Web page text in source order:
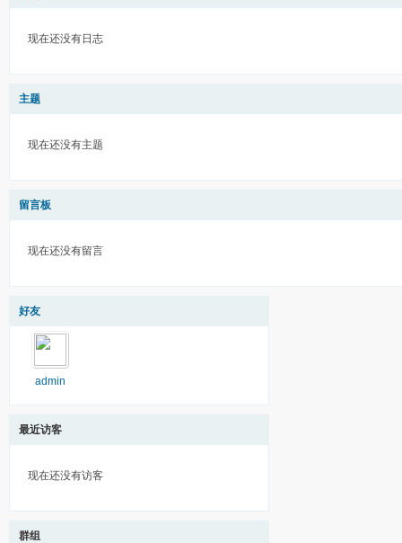
现在还没有日志
主题
现在还没有主题
留言板
现在还没有留言
好友
admin
最近访客
现在还没有访客
群组